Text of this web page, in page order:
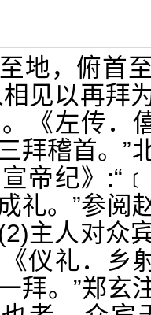
地，俯首
见以再拜
《左传．
稽首。”
帝纪》
礼。”参阅
主人对众
仪礼．乡
拜。”郑玄